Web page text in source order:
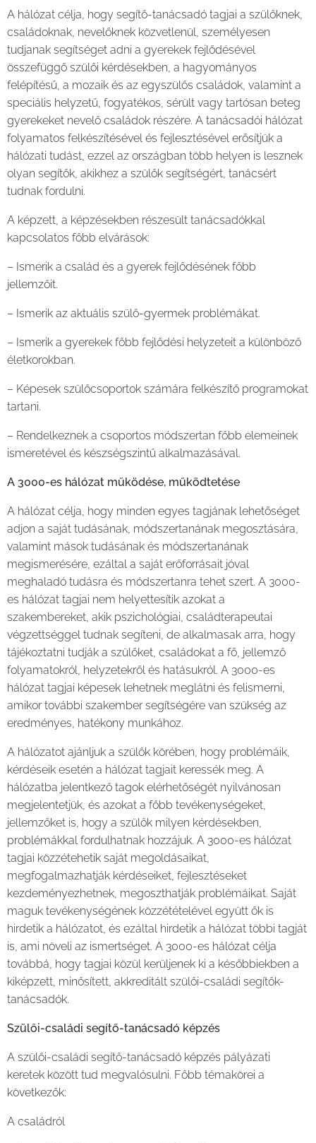
A hálózat célja, hogy segítő-tanácsadó tagjai a szülőknek,
családoknak, nevelőknek közvetlenül, személyesen
tudjanak segítséget adni a gyerekek fejlődésével
összefüggő szülői kérdésekben, a hagyományos
felépítésű, a mozaik és az egyszülős családok, valamint a
speciális helyzetű, fogyatékos, sérült vagy tartósan beteg
gyerekeket nevelő családok részére. A tanácsadói hálózat
folyamatos felkészítésével és fejlesztésével erősítjük a
hálózati tudást, ezzel az országban több helyen is lesznek
olyan segítők, akikhez a szülők segítségért, tanácsért
tudnak fordulni.
A képzett, a képzésekben részesült tanácsadókkal
kapcsolatos főbb elvárások:
– Ismerik a család és a gyerek fejlődésének főbb
jellemzőit.
– Ismerik az aktuális szülő-gyermek problémákat.
– Ismerik a gyerekek főbb fejlődési helyzeteit a különböző
életkorokban.
– Képesek szülőcsoportok számára felkészítő programokat
tartani.
– Rendelkeznek a csoportos módszertan főbb elemeinek
ismeretével és készségszintű alkalmazásával.
A 3000-es hálózat működése, működtetése
A hálózat célja, hogy minden egyes tagjának lehetőséget
adjon a saját tudásának, módszertanának megosztására,
valamint mások tudásának és módszertanának
megismerésére, ezáltal a saját erőforrásait jóval
meghaladó tudásra és módszertanra tehet szert. A 3000-
es hálózat tagjai nem helyettesítik azokat a
szakembereket, akik pszichológiai, családterapeutai
végzettséggel tudnak segíteni, de alkalmasak arra, hogy
tájékoztatni tudják a szülőket, családokat a fő, jellemző
folyamatokról, helyzetekről és hatásukról. A 3000-es
hálózat tagjai képesek lehetnek meglátni és felismerni,
amikor további szakember segítségére van szükség az
eredményes, hatékony munkához.
A hálózatot ajánljuk a szülők körében, hogy problémáik,
kérdéseik esetén a hálózat tagjait keressék meg. A
hálózatba jelentkező tagok elérhetőségét nyilvánosan
megjelentetjük, és azokat a főbb tevékenységeket,
jellemzőket is, hogy a szülők milyen kérdésekben,
problémákkal fordulhatnak hozzájuk. A 3000-es hálózat
tagjai közzétehetik saját megoldásaikat,
megfogalmazhatják kérdéseiket, fejlesztéseket
kezdeményezhetnek, megoszthatják problémáikat. Saját
maguk tevékenységének közzétételével együtt ők is
hirdetik a hálózatot, és ezáltal hirdetik a hálózat többi tagját
is, ami növeli az ismertséget. A 3000-es hálózat célja
továbbá, hogy tagjai közül kerüljenek ki a későbbiekben a
kiképzett, minősített, akkreditált szülői-családi segítők-
tanácsadók.
Szülői-családi segítő-tanácsadó képzés
A szülői-családi segítő-tanácsadó képzés pályázati
keretek között tud megvalósulni. Főbb témakörei a
következők:
A családról